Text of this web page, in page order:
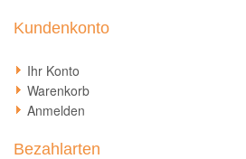
Kundenkonto
Ihr Konto
Warenkorb
Anmelden
Bezahlarten